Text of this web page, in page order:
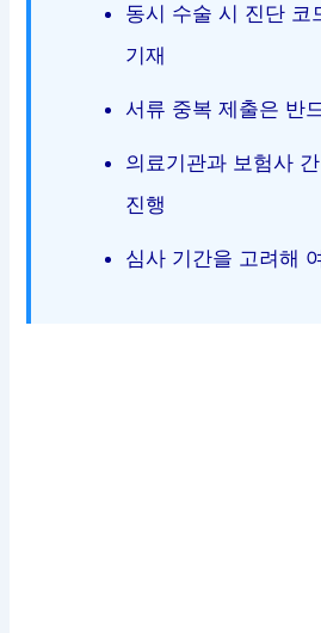
동시 수술 시 진단 코
기재
서류 중복 제출은 반
의료기관과 보험사
진행
심사 기간을 고려해